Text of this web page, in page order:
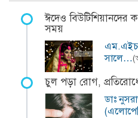
ঈদেও বিউটিশিয়ানদের
সময়
এম.এইচ
সালে…
চুল পড়া রোগ,
ডাঃ